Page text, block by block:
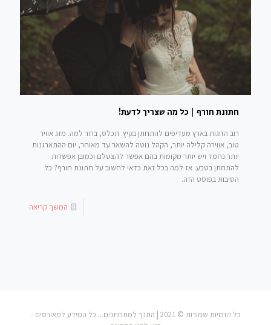
חתונת חורף | כל מה שצריך לדעת!
רוב הזוגות בארץ מעדיפים להתחתן בקיץ. תכלס, ברור למה. מזג אוויר
טוב, אווירה קלילה יותר, הקהל נוטה להשאר עד מאוחר, יום ההתארגנות
יותר נחמד ויש יותר מקומות בהם אפשר להצטלם וכמובן אפשרות
להתחתן בטבע. אז למה בכל זאת כדאי לחשוב על חתונת חורף? כל
הסיבות בפוסט הזה.
המשך קריאה
כל הזכויות שמורות © 2021 | התנך למתחתנים... כל המידע למאורסים -